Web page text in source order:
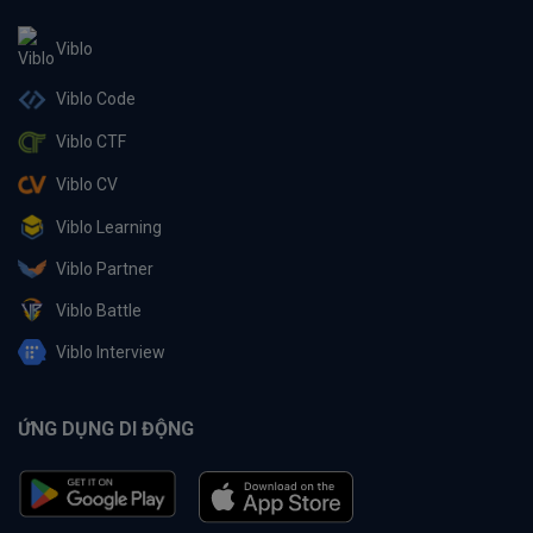
Viblo
Viblo Code
Viblo CTF
Viblo CV
Viblo Learning
Viblo Partner
Viblo Battle
Viblo Interview
ỨNG DỤNG DI ĐỘNG